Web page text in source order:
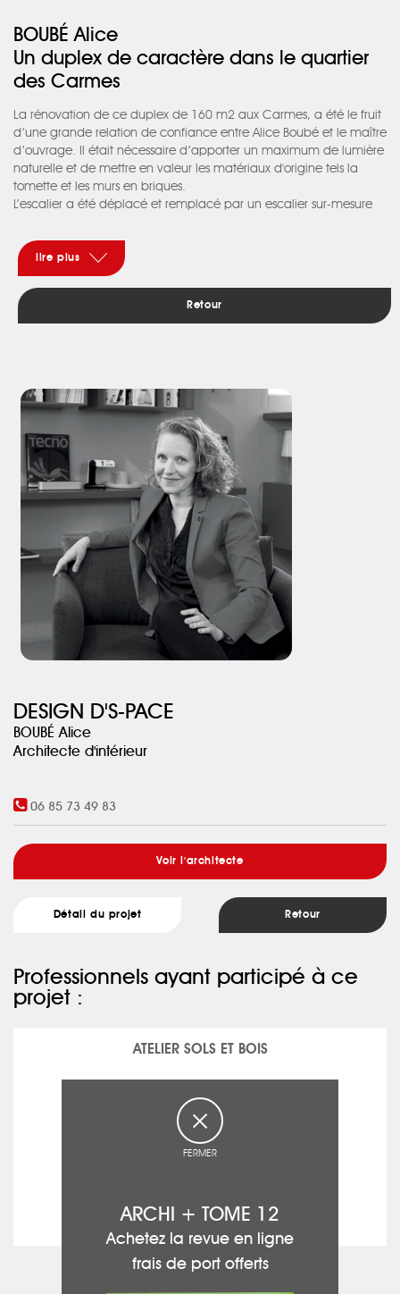
BOUBÉ Alice
Un duplex de caractère dans le quartier
des Carmes
La rénovation de ce duplex de 160 m2 aux Carmes, a été le fruit
d’une grande relation de confiance entre Alice Boubé et le maître
d’ouvrage. Il était nécessaire d’apporter un maximum de lumière
naturelle et de mettre en valeur les matériaux d'origine tels la
tomette et les murs en briques.
L’escalier a été déplacé et remplacé par un escalier sur-mesure
verre de 3 cm d’épaisseur.
Dans le séjour, un travail de mise en lumière de la charpente et
des murs en briques est apparu comme une évidence. Le
canapé Prado de chez Cinna et le poêle suspendu Stuv 16
viendront alors magnifier la pièce.
L’espace nuit ayant été recloisonné, la lumière naturelle a envahi
le dégagement desservant chaque pièce grâce à la création
d’une verrière coulissante en métal noir sablé. Elle marque le
point de départ du bureau de la suite parentale. La chambre a
été réduite en profondeur afin de créer une salle d’eau surélevée.
Depuis la douche à l'italienne, une baie vitrée fixe a été créée
afin de laisser passer la lumière naturelle dans la pièce.
lire plus
Retour
DESIGN D'S-PACE
BOUBÉ Alice
Architecte d'intérieur
06 85 73 49 83
Voir l'architecte
Détail du projet Retour
Professionnels ayant participé à ce
projet :
ATELIER SOLS ET BOIS
voir la fiche
FERMER
ARCHI + TOME 12
Achetez la revue en ligne
frais de port offerts